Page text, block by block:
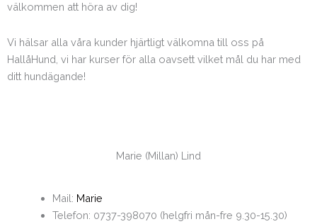
välkommen att höra av dig!
Vi hälsar alla våra kunder hjärtligt välkomna till oss på
HallåHund, vi har kurser för alla oavsett vilket mål du har med
ditt hundägande!
Marie (Millan) Lind
Mail: Marie
Telefon: 0737-398070 (helgfri mån-fre 9.30-15.30)